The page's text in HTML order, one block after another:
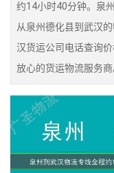
约14小时40分钟。泉
从泉州德化县到武汉
汉货运公司电话查询
放心的货运物流服务商